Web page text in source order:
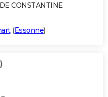
CONSTANTINE
(Essonne)